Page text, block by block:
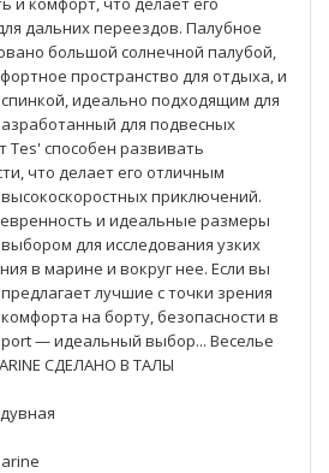
дальних переездов. Палубное
большой солнечной палубой,
пространство для отдыха, и
идеально подходящим для
для подвесных
Tes' способен развивать
что делает его отличным
приключений.
и идеальные размеры
для исследования узких
в марине и вокруг нее. Если вы
лучшие с точки зрения
на борту, безопасности в
— идеальный выбор... Веселье
СДЕЛАНО В ТАЛЫ